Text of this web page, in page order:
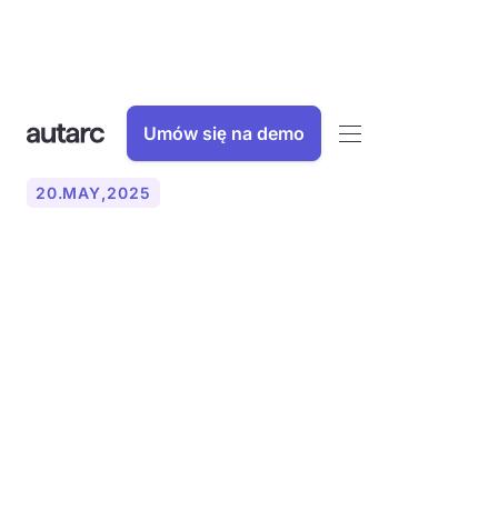
Umów się na demo
20.MAY,2025